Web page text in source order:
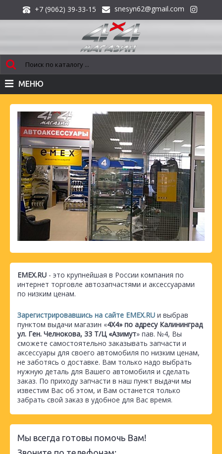
+7 (9062) 39-33-15 snesyn62@gmail.com
МЕНЮ
EMEX.RU - это крупнейшая в России компания по
интернет торговле автозапчастями и аксессуарами
по низким ценам.
Зарегистрировавшись на сайте EMEX.RU и выбрав
пунктом выдачи магазин «4Х4» по адресу Калининград
ул. Ген. Челнокова, 33 Т/Ц «Азимут» пав. №4, Вы
сможете самостоятельно заказывать запчасти и
аксессуары для своего автомобиля по низким ценам,
не заботясь о доставке. Вам только надо выбрать
нужную деталь для Вашего автомобиля и сделать
заказ. По приходу запчасти в наш пункт выдачи мы
известим Вас об этом, и Вам останется только
забрать свой заказ в удобное для Вас время.
Мы всегда готовы помочь Вам!